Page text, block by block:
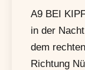
A9 BEI
in der
dem
Richtung